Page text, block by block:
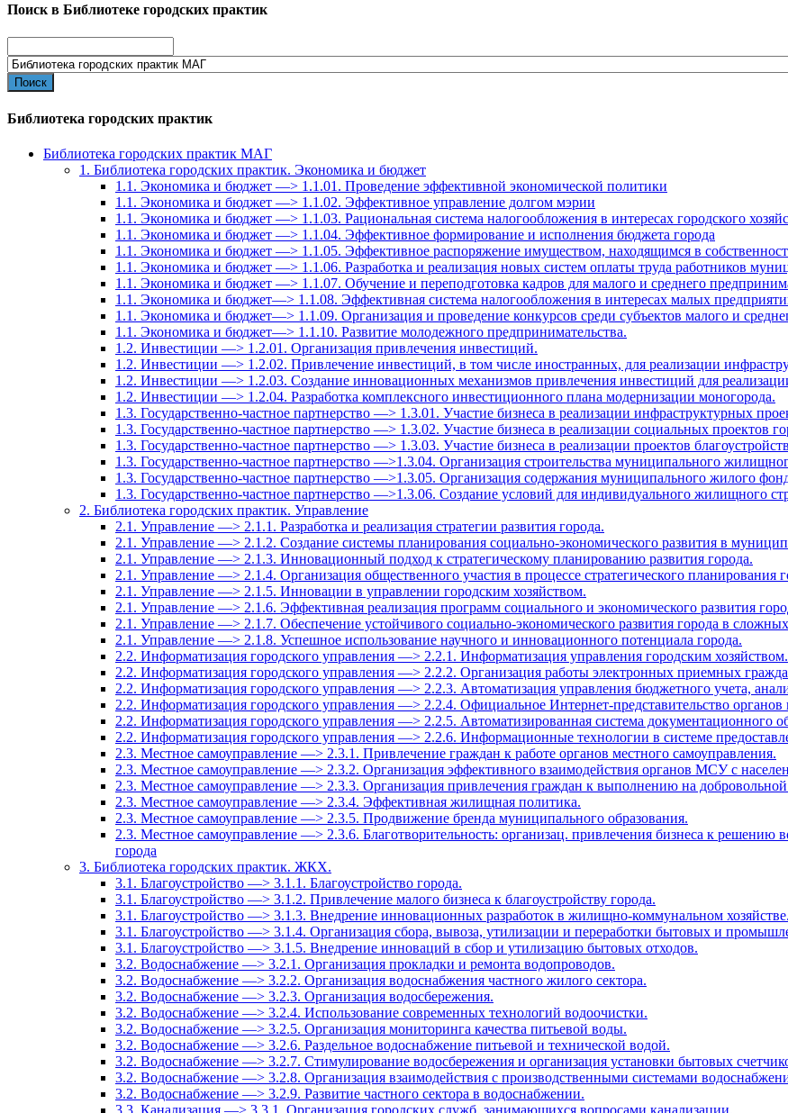
Поиск в Библиотеке городских практик
for:
Библиотека городских практик
Библиотека городских практик МАГ
1. Библиотека городских практик. Экономика и бюджет
1.1. Экономика и бюджет —> 1.1.01. Проведение эффективной экономической политики
1.1. Экономика и бюджет —> 1.1.02. Эффективное управление долгом мэрии
1.1. Экономика и бюджет —> 1.1.03. Рациональная система налогообложения в интересах городского
1.1. Экономика и бюджет —> 1.1.04. Эффективное формирование и исполнения бюджета города
1.1. Экономика и бюджет —> 1.1.05. Эффективное распоряжение имуществом, находящимся в
1.1. Экономика и бюджет —> 1.1.06. Разработка и реализация новых систем оплаты труда работников
1.1. Экономика и бюджет —> 1.1.07. Обучение и переподготовка кадров для малого и среднего
1.1. Экономика и бюджет—> 1.1.08. Эффективная система налогообложения в интересах малых
1.1. Экономика и бюджет—> 1.1.09. Организация и проведение конкурсов среди субъектов малого и
1.1. Экономика и бюджет—> 1.1.10. Развитие молодежного предпринимательства.
1.2. Инвестиции —> 1.2.01. Организация привлечения инвестиций.
1.2. Инвестиции —> 1.2.02. Привлечение инвестиций, в том числе иностранных, для реализации
1.2. Инвестиции —> 1.2.03. Создание инновационных механизмов привлечения инвестиций для
1.2. Инвестиции —> 1.2.04. Разработка комплексного инвестиционного плана модернизации моногорода.
1.3. Государственно-частное партнерство —> 1.3.01. Участие бизнеса в реализации инфраструктурных
1.3. Государственно-частное партнерство —> 1.3.02. Участие бизнеса в реализации социальных проектов
1.3. Государственно-частное партнерство —> 1.3.03. Участие бизнеса в реализации проектов
1.3. Государственно-частное партнерство —>1.3.04. Организация строительства муниципального
1.3. Государственно-частное партнерство —>1.3.05. Организация содержания муниципального жилого
1.3. Государственно-частное партнерство —>1.3.06. Создание условий для индивидуального жилищного
2. Библиотека городских практик. Управление
2.1. Управление —> 2.1.1. Разработка и реализация стратегии развития города.
2.1. Управление —> 2.1.2. Создание системы планирования социально-экономического развития в
2.1. Управление —> 2.1.3. Инновационный подход к стратегическому планированию развития города.
2.1. Управление —> 2.1.4. Организация общественного участия в процессе стратегического планирования
2.1. Управление —> 2.1.5. Инновации в управлении городским хозяйством.
2.1. Управление —> 2.1.6. Эффективная реализация программ социального и экономического развития
2.1. Управление —> 2.1.7. Обеспечение устойчивого социально-экономического развития города в
2.1. Управление —> 2.1.8. Успешное использование научного и инновационного потенциала города.
2.2. Информатизация городского управления —> 2.2.1. Информатизация управления городским хозяйством.
2.2. Информатизация городского управления —> 2.2.2. Организация работы электронных приемных
2.2. Информатизация городского управления —> 2.2.3. Автоматизация управления бюджетного учета,
2.2. Информатизация городского управления —> 2.2.4. Официальное Интернет-представительство органов
2.2. Информатизация городского управления —> 2.2.5. Автоматизированная система документационного
2.2. Информатизация городского управления —> 2.2.6. Информационные технологии в системе
2.3. Местное самоуправление —> 2.3.1. Привлечение граждан к работе органов местного самоуправления.
2.3. Местное самоуправление —> 2.3.2. Организация эффективного взаимодействия органов МСУ с
2.3. Местное самоуправление —> 2.3.3. Организация привлечения граждан к выполнению на добровольной
2.3. Местное самоуправление —> 2.3.4. Эффективная жилищная политика.
2.3. Местное самоуправление —> 2.3.5. Продвижение бренда муниципального образования.
2.3. Местное самоуправление —> 2.3.6. Благотворительность: организац. привлечения бизнеса к решению
города
3. Библиотека городских практик. ЖКХ.
3.1. Благоустройство —> 3.1.1. Благоустройство города.
3.1. Благоустройство —> 3.1.2. Привлечение малого бизнеса к благоустройству города.
3.1. Благоустройство —> 3.1.3. Внедрение инновационных разработок в жилищно-коммунальном хозяйстве.
3.1. Благоустройство —> 3.1.4. Организация сбора, вывоза, утилизации и переработки бытовых и
3.1. Благоустройство —> 3.1.5. Внедрение инноваций в сбор и утилизацию бытовых отходов.
3.2. Водоснабжение —> 3.2.1. Организация прокладки и ремонта водопроводов.
3.2. Водоснабжение —> 3.2.2. Организация водоснабжения частного жилого сектора.
3.2. Водоснабжение —> 3.2.3. Организация водосбережения.
3.2. Водоснабжение —> 3.2.4. Использование современных технологий водоочистки.
3.2. Водоснабжение —> 3.2.5. Организация мониторинга качества питьевой воды.
3.2. Водоснабжение —> 3.2.6. Раздельное водоснабжение питьевой и технической водой.
3.2. Водоснабжение —> 3.2.7. Стимулирование водосбережения и организация установки бытовых
3.2. Водоснабжение —> 3.2.8. Организация взаимодействия с производственными системами
3.2. Водоснабжение —> 3.2.9. Развитие частного сектора в водоснабжении.